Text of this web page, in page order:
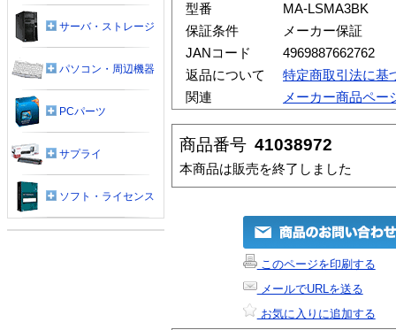
型番
MA-LSMA3BK
保証条件
メーカー保証
JANコード
4969887662762
返品について
特定商取引法に基
関連
メーカー商品ペー
商品番号 41038972
本商品は販売を終了しました
このページを印刷する
メールでURLを送る
お気に入りに追加する
サーバ・ストレージ
パソコン・周辺機器
PCパーツ
サプライ
ソフト・ライセンス